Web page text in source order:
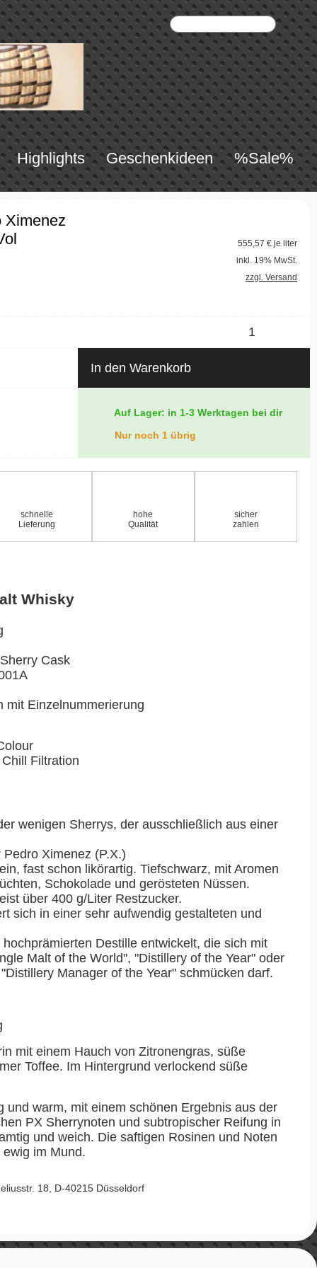
Highlights Geschenkideen %Sale%
Ximenez
555,57 € je liter
inkl. 19% MwSt.
zzgl. Versand
In den Warenkorb
Auf Lager: in 1-3 Werktagen bei dir
Nur noch 1 übrig
schnelle
Lieferung
hohe
Qualität
sicher
zahlen
Whisky
Cask
mit Einzelnummerierung
Filtration
wenigen Sherrys, der ausschließlich aus einer
Ximenez (P.X.)
fast schon likörartig. Tiefschwarz, mit Aromen
Schokolade und gerösteten Nüssen.
über 400 g/Liter Restzucker.
sich in einer sehr aufwendig gestalteten und
Destille entwickelt, die sich mit
Malt of the World", "Distillery of the Year" oder
Manager of the Year" schmücken darf.
mit einem Hauch von Zitronengras, süße
Toffee. Im Hintergrund verlockend süße
und warm, mit einem schönen Ergebnis aus der
PX Sherrynoten und subtropischer Reifung in
und weich. Die saftigen Rosinen und Noten
im Mund.
18, D-40215 Düsseldorf